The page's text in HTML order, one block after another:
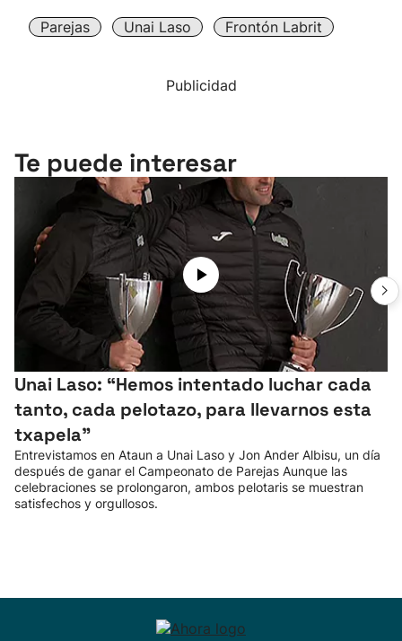
Parejas Unai Laso Frontón Labrit
Publicidad
Te puede interesar
Unai Laso: “Hemos intentado luchar cada
tanto, cada pelotazo, para llevarnos esta
txapela”
Entrevistamos en Ataun a Unai Laso y Jon Ander Albisu, un día
después de ganar el Campeonato de Parejas Aunque las
celebraciones se prolongaron, ambos pelotaris se muestran
satisfechos y orgullosos.